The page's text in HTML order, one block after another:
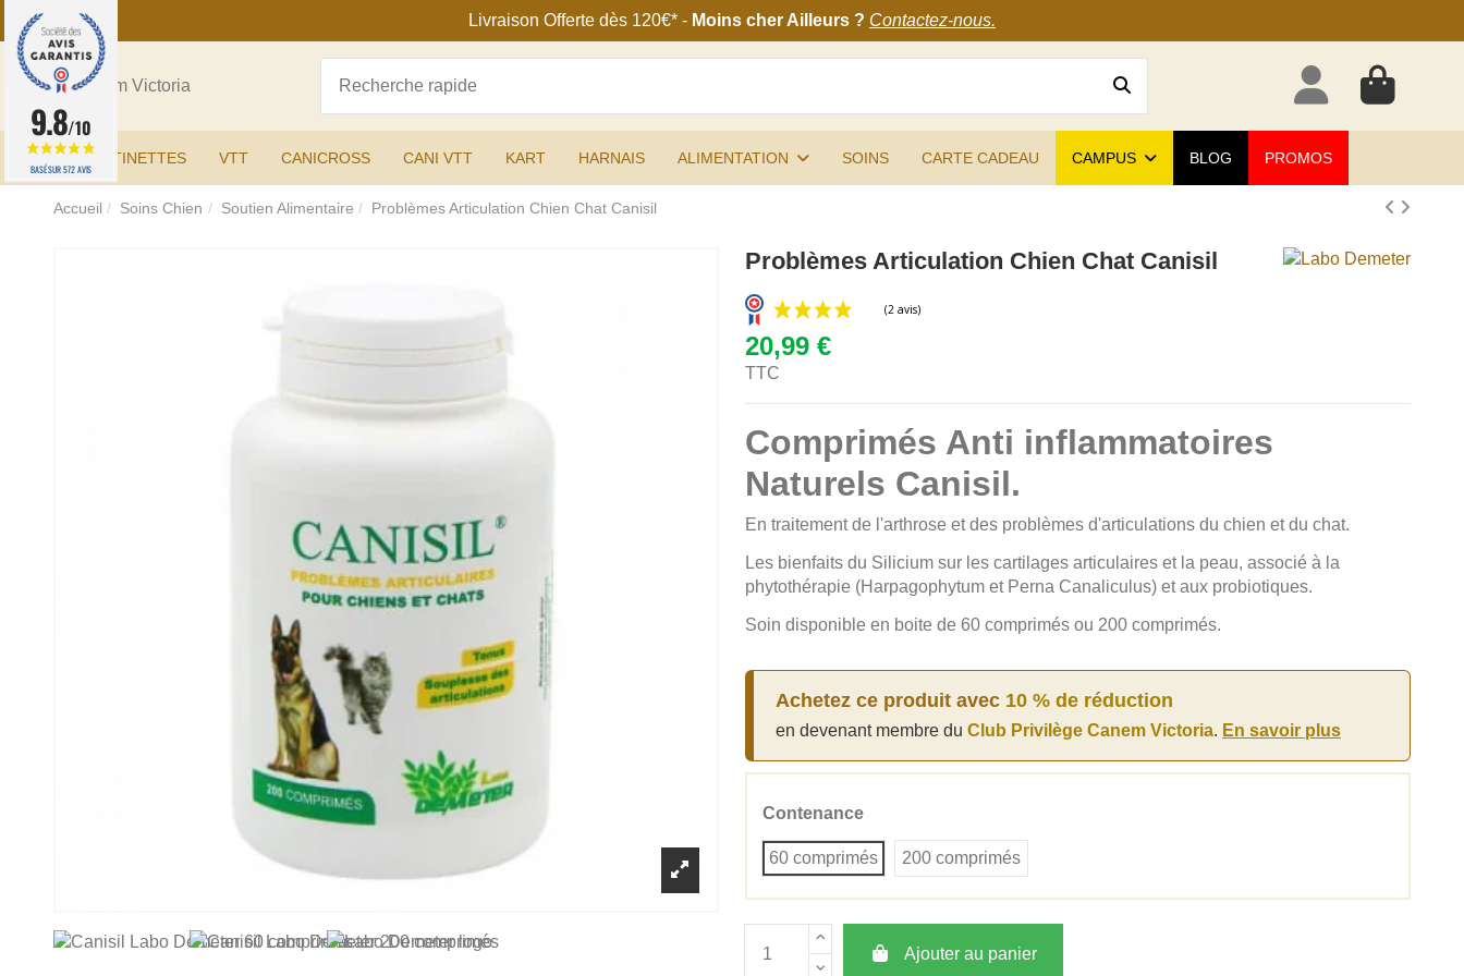
Livraison Offerte dès 120€* - Moins cher Ailleurs ? Contactez-nous.
TROTTINETTES VTT CANICROSS CANI VTT KART HARNAIS ALIMENTATION SOINS CARTE CADEAU CAMPUS BLOG PROMOS
Accueil Soins Chien Soutien Alimentaire Problèmes Articulation Chien Chat Canisil
Problèmes Articulation Chien Chat Canisil
20,99 €
TTC
Comprimés Anti inflammatoires
Naturels Canisil.
En traitement de l'arthrose et des problèmes d'articulations du chien et du chat.
Les bienfaits du Silicium sur les cartilages articulaires et la peau, associé à la
phytothérapie (Harpagophytum et Perna Canaliculus) et aux probiotiques.
Soin disponible en boite de 60 comprimés ou 200 comprimés.
Achetez ce produit avec 10 % de réduction
en devenant membre du Club Privilège Canem Victoria. En savoir plus
Contenance
60 comprimés 200 comprimés
Ajouter au panier
9.8/10
BASÉ SUR 572 AVIS